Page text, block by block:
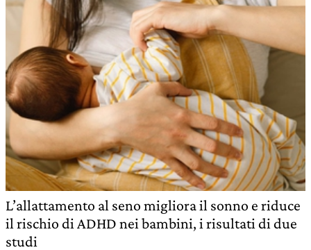
L’allattamento al seno migliora il sonno e riduce
il rischio di ADHD nei bambini, i risultati di due
studi